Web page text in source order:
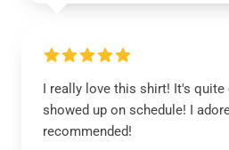
I really love this shirt! It's quite
showed up on schedule! I
recommended!